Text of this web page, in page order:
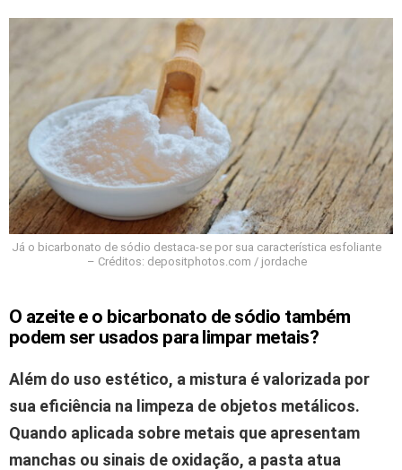
Já o bicarbonato de sódio destaca-se por sua característica esfoliante
– Créditos: depositphotos.com / jordache
O azeite e o bicarbonato de sódio também
podem ser usados para limpar metais?
Além do uso estético, a mistura é valorizada por
sua eficiência na limpeza de objetos metálicos.
Quando aplicada sobre metais que apresentam
manchas ou sinais de oxidação, a pasta atua